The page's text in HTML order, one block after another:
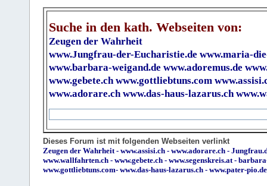
Suche in den kath. Webseiten von:
Zeugen der Wahrheit
www.Jungfrau-der-Eucharistie.de www.maria-
www.barbara-weigand.de www.adoremus.de
www.gebete.ch www.gottliebtuns.com
www.adorare.ch www.das-haus-lazarus.ch
Dieses Forum ist mit folgenden Webseiten verlinkt
Zeugen der Wahrheit- www.assisi.ch - www.adorare.ch -
www.wallfahrten.ch - www.gebete.ch - www.segenskreis.at-
www.gottliebtuns.com- www.das-haus-lazarus.ch - www.pater-pio.de